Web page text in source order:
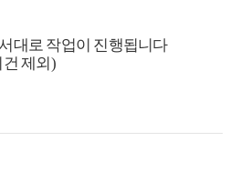
대로 작업이 진행됩니다
제외)